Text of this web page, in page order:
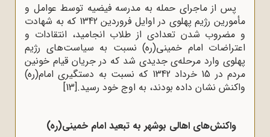
پس از ماجرای حمله به مدرسه فیضیه توسط عوامل و
مأمورین رژیم پهلوی در اوایل فروردین 1342 که به شهادت
و مضروب شدن تعدادی از طلاب انجامید، انتقادات و
اعتراضات امام خمینی(ره) نسبت به سیاست‌های رژیم
پهلوی وارد مرحله‌ی جدیدی شد که در جریان قیام خونین
مردم در 15 خرداد 1342 که نسبت به دستگیری امام(ره)
واکنش نشان داده بودند، به اوج خود رسید.[13]
واکنش‌های اهالی بوشهر به تبعید امام خمینی(ره)